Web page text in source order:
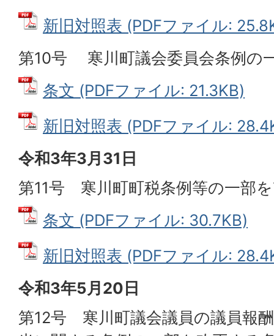
新旧対照表 (PDFファイル:
第10号 寒川町議会委員会条例の
条文 (PDFファイル: 21.3KB)
新旧対照表 (PDFファイル:
令和3年3月31日
第11号 寒川町町税条例等の一部
条文 (PDFファイル: 30.7KB)
新旧対照表 (PDFファイル:
令和3年5月20日
第12号 寒川町議会議員の議員報